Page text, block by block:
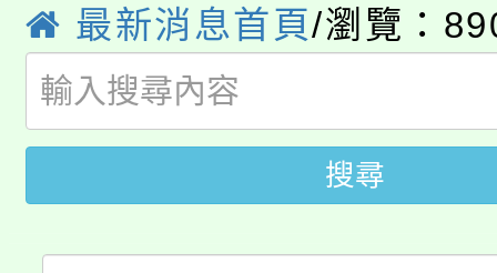
系所師生報名參加。
學籍身 分審查程序及
版
淨零綠領人才培育課程
公告本校115學年度第
代理(課)教師甄選結果(
「2026金融保險知識
車」活動
桃園市115學年度學生
生本土語及新住民語歌
公告本校115學年度第
最新消息首頁/瀏覽：
搜尋